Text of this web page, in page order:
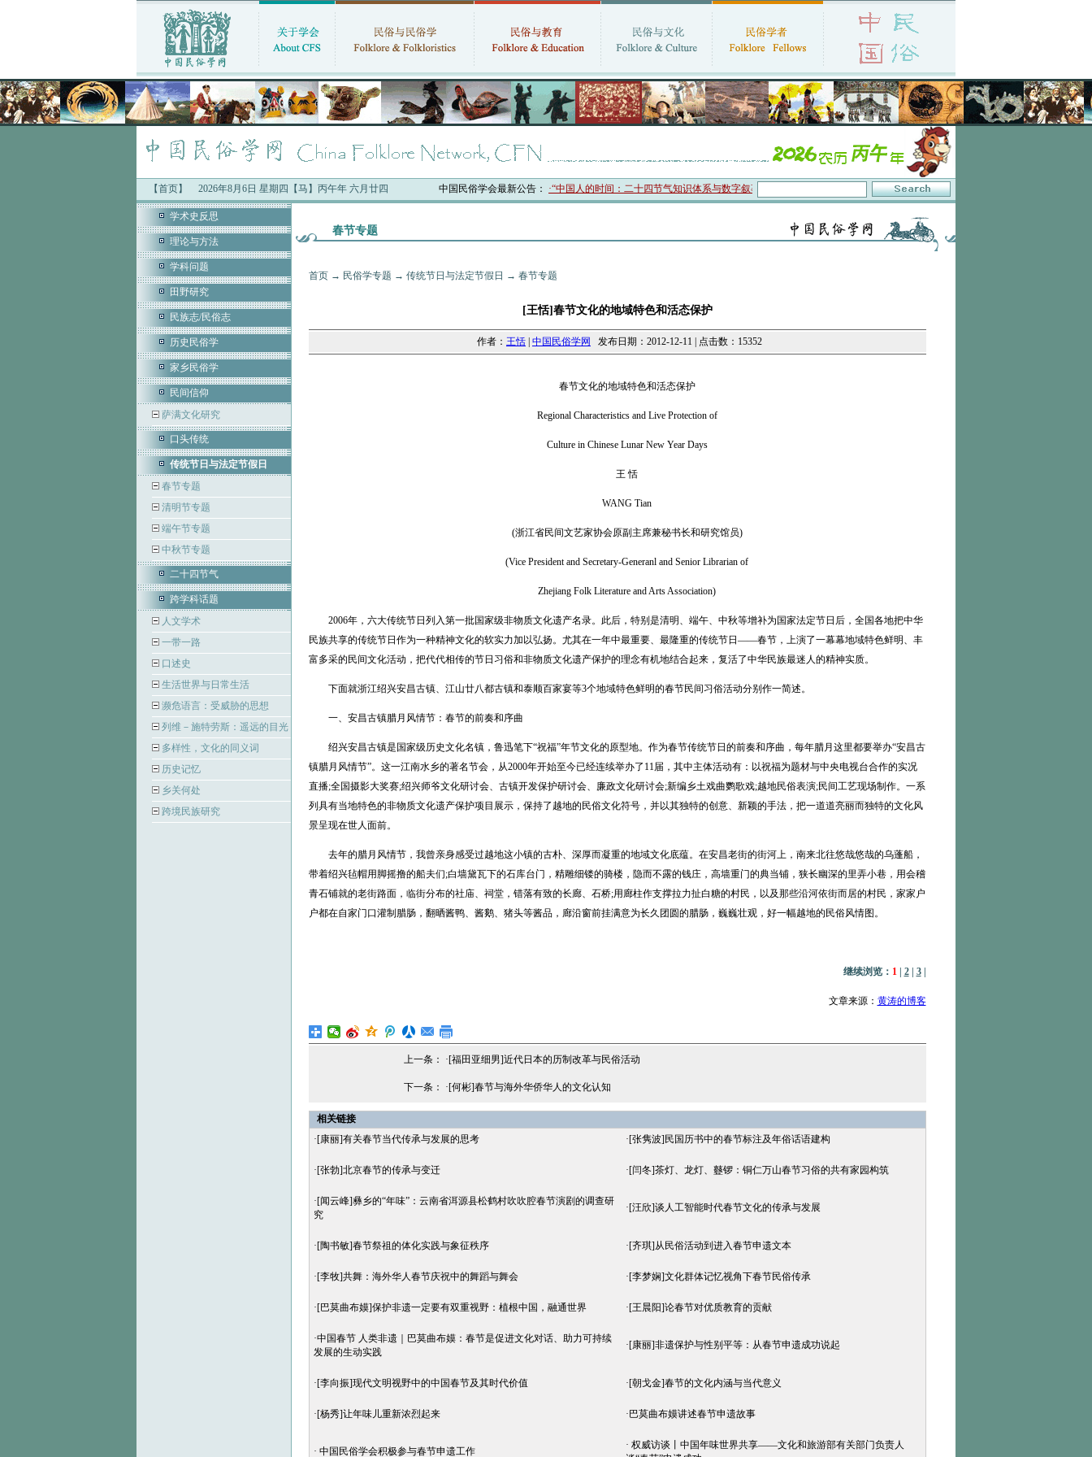
【首页】 2026年8月6日 星期四【马】丙午年 六月廿四 中国民俗学会最新公告：·“中国人的时间：二十四节气知识体系与数字叙事”研讨会在京召开 ·中国民俗学会第十一届代表大会暨2026年年会征文启事
学术史反思
理论与方法
学科问题
田野研究
民族志/民俗志
历史民俗学
家乡民俗学
民间信仰
萨满文化研究
口头传统
传统节日与法定节假日
春节专题
清明节专题
端午节专题
中秋节专题
二十四节气
跨学科话题
人文学术
一带一路
口述史
生活世界与日常生活
濒危语言：受威胁的思想
列维－施特劳斯：遥远的目光
多样性，文化的同义词
历史记忆
乡关何处
跨境民族研究
春节专题
首页→ 民俗学专题 → 传统节日与法定节假日 → 春节专题
[王恬]春节文化的地域特色和活态保护
作者： 王恬 中国民俗学网 发布日期：2012-12-11 | 点击数：15352
春节文化的地域特色和活态保护
Regional Characteristics and Live Protection of
Culture in Chinese Lunar New Year Days
王 恬
WANG Tian
(浙江省民间文艺家协会原副主席兼秘书长和研究馆员)
(Vice President and Secretary-Generanl and Senior Librarian of
Zhejiang Folk Literature and Arts Association)
2006年，六大传统节日列入第一批国家级非物质文化遗产名录。此后，特别是清明、端午、中秋等增补为国家法定节日后，全国各地把中华
民族共享的传统节日作为一种精神文化的软实力加以弘扬。尤其在一年中最重要、最隆重的传统节日——春节，上演了一幕幕地域特色鲜明、丰
富多采的民间文化活动，把代代相传的节日习俗和非物质文化遗产保护的理念有机地结合起来，复活了中华民族最迷人的精神实质。
下面就浙江绍兴安昌古镇、江山廿八都古镇和泰顺百家宴等3个地域特色鲜明的春节民间习俗活动分别作一简述。
一、安昌古镇腊月风情节：春节的前奏和序曲
绍兴安昌古镇是国家级历史文化名镇，鲁迅笔下“祝福”年节文化的原型地。作为春节传统节日的前奏和序曲，每年腊月这里都要举办“安昌古
镇腊月风情节”。这一江南水乡的著名节会，从2000年开始至今已经连续举办了11届，其中主体活动有：以祝福为题材与中央电视台合作的实况
直播;全国摄影大奖赛;绍兴师爷文化研讨会、古镇开发保护研讨会、廉政文化研讨会;新编乡土戏曲鹦歌戏;越地民俗表演;民间工艺现场制作。一系
列具有当地特色的非物质文化遗产保护项目展示，保持了越地的民俗文化符号，并以其独特的创意、新颖的手法，把一道道亮丽而独特的文化风
景呈现在世人面前。
去年的腊月风情节，我曾亲身感受过越地这小镇的古朴、深厚而凝重的地域文化底蕴。在安昌老街的街河上，南来北往悠哉悠哉的乌蓬船，
带着绍兴毡帽用脚摇撸的船夫们;白墙黛瓦下的石库台门，精雕细镂的骑楼，隐而不露的钱庄，高墙重门的典当铺，狭长幽深的里弄小巷，用会稽
青石铺就的老街路面，临街分布的社庙、祠堂，错落有致的长廊、石桥;用廊柱作支撑拉力扯白糖的村民，以及那些沿河依街而居的村民，家家户
户都在自家门口灌制腊肠，翻晒酱鸭、酱鹅、猪头等酱品，廊沿窗前挂满意为长久团圆的腊肠，巍巍壮观，好一幅越地的民俗风情图。
继续浏览： 1| 2| 3|
文章来源： 黄涛的博客
上一条： ·[福田亚细男]近代日本的历制改革与民俗活动
下一条： ·[何彬]春节与海外华侨华人的文化认知
相关链接
·[康丽]有关春节当代传承与发展的思考 ·[张隽波]民国历书中的春节标注及年俗话语建构
·[张勃]北京春节的传承与变迁 ·[闫冬]茶灯、龙灯、鼟锣：铜仁万山春节习俗的共有家园构筑
·[闻云峰]彝乡的“年味”：云南省洱源县松鹤村吹吹腔春节演剧的调查研
究
·[汪欣]谈人工智能时代春节文化的传承与发展
·[陶书敏]春节祭祖的体化实践与象征秩序 ·[齐琪]从民俗活动到进入春节申遗文本
·[李牧]共舞：海外华人春节庆祝中的舞蹈与舞会 ·[李梦娴]文化群体记忆视角下春节民俗传承
·[巴莫曲布嫫]保护非遗一定要有双重视野：植根中国，融通世界 ·[王晨阳]论春节对优质教育的贡献
·中国春节 人类非遗｜巴莫曲布嫫：春节是促进文化对话、助力可持续
发展的生动实践
·[康丽]非遗保护与性别平等：从春节申遗成功说起
·[李向振]现代文明视野中的中国春节及其时代价值 ·[朝戈金]春节的文化内涵与当代意义
·[杨秀]让年味儿重新浓烈起来 · 巴莫曲布嫫讲述春节申遗故事
· 中国民俗学会积极参与春节申遗工作
· 权威访谈丨中国年味世界共享——文化和旅游部有关部门负责人